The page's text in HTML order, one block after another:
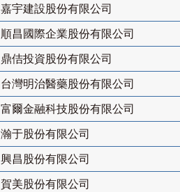
嘉宇建設股份有限公司
順昌國際企業股份有限公司
鼎佶投資股份有限公司
台灣明治醫藥股份有限公司
富爾金融科技股份有限公司
瀚于股份有限公司
興昌股份有限公司
賀美股份有限公司